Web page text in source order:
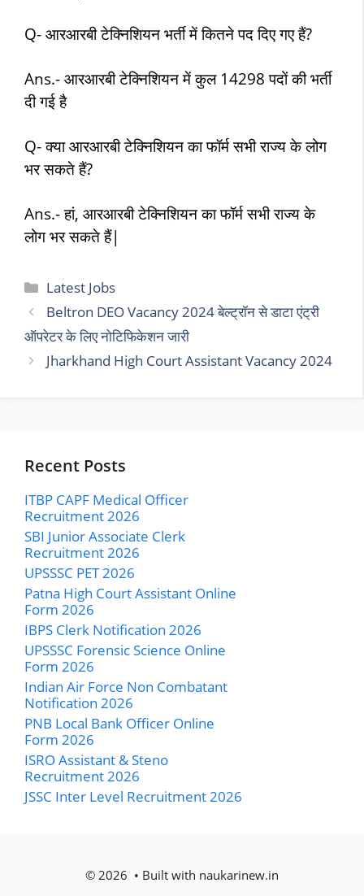
Q- आरआरबी टेक्निशियन भर्ती में कितने पद दिए गए हैं?
Ans.- आरआरबी टेक्निशियन में कुल 14298 पदों की भर्ती
दी गई है
Q- क्या आरआरबी टेक्निशियन का फॉर्म सभी राज्य के लोग
भर सकते हैं?
Ans.- हां, आरआरबी टेक्निशियन का फॉर्म सभी राज्य के
लोग भर सकते हैं|
Categories
Latest Jobs
Beltron DEO Vacancy 2024 बेल्ट्रॉन से डाटा एंट्री
ऑपरेटर के लिए नोटिफिकेशन जारी
Jharkhand High Court Assistant Vacancy 2024
Recent Posts
ITBP CAPF Medical Officer
Recruitment 2026
SBI Junior Associate Clerk
Recruitment 2026
UPSSSC PET 2026
Patna High Court Assistant Online
Form 2026
IBPS Clerk Notification 2026
UPSSSC Forensic Science Online
Form 2026
Indian Air Force Non Combatant
Notification 2026
PNB Local Bank Officer Online
Form 2026
ISRO Assistant & Steno
Recruitment 2026
JSSC Inter Level Recruitment 2026
© 2026 • Built with naukarinew.in